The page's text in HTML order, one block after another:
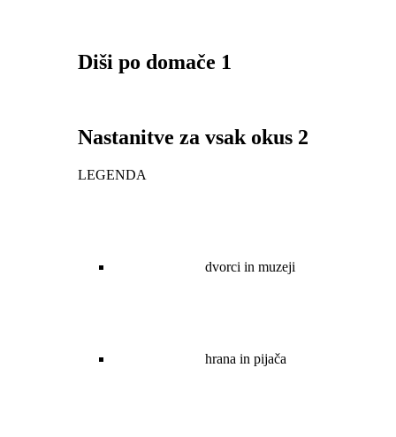
Diši po domače 1
Nastanitve za vsak okus 2
LEGENDA
dvorci in muzeji
hrana in pijača